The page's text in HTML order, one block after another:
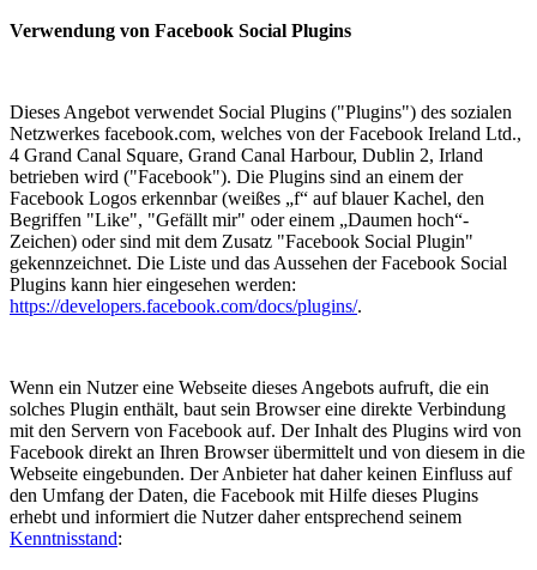
Verwendung von Facebook Social Plugins
Dieses Angebot verwendet Social Plugins ("Plugins") des sozialen
Netzwerkes facebook.com, welches von der Facebook Ireland Ltd.,
4 Grand Canal Square, Grand Canal Harbour, Dublin 2, Irland
betrieben wird ("Facebook"). Die Plugins sind an einem der
Facebook Logos erkennbar (weißes „f“ auf blauer Kachel, den
Begriffen "Like", "Gefällt mir" oder einem „Daumen hoch“-
Zeichen) oder sind mit dem Zusatz "Facebook Social Plugin"
gekennzeichnet. Die Liste und das Aussehen der Facebook Social
Plugins kann hier eingesehen werden:
https://developers.facebook.com/docs/plugins/.
Wenn ein Nutzer eine Webseite dieses Angebots aufruft, die ein
solches Plugin enthält, baut sein Browser eine direkte Verbindung
mit den Servern von Facebook auf. Der Inhalt des Plugins wird von
Facebook direkt an Ihren Browser übermittelt und von diesem in die
Webseite eingebunden. Der Anbieter hat daher keinen Einfluss auf
den Umfang der Daten, die Facebook mit Hilfe dieses Plugins
erhebt und informiert die Nutzer daher entsprechend seinem
Kenntnisstand: